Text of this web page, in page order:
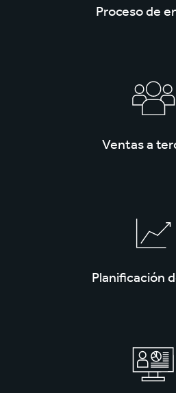
Proceso de
Ventas a
Planificación